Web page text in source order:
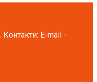
E-mail -